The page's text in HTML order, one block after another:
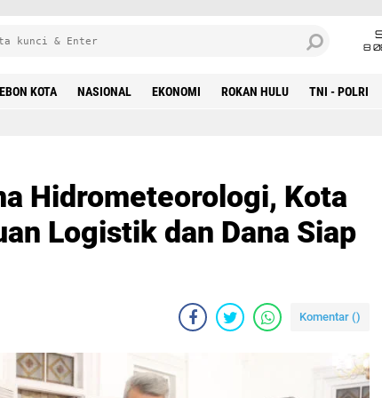
8
KOTA NASIONAL EKONOMI ROKAN HULU TNI - POLRI
Hidrometeorologi, Kota
Logistik dan Dana Siap
Komentar ()